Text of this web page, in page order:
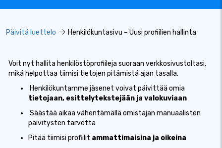
Päivitä luettelo Henkilökuntasivu – Uusi profiilien hallinta
Voit nyt hallita henkilöstöprofiileja suoraan verkkosivustoltasi,
mikä helpottaa tiimisi tietojen pitämistä ajan tasalla.
️ Henkilökuntamme jäsenet voivat päivittää omia
tietojaan, esittelytekstejään ja valokuviaan
️ Säästää aikaa vähentämällä omistajan manuaalisten
päivitysten tarvetta
Pitää tiimisi profiilit ammattimaisina ja oikeina